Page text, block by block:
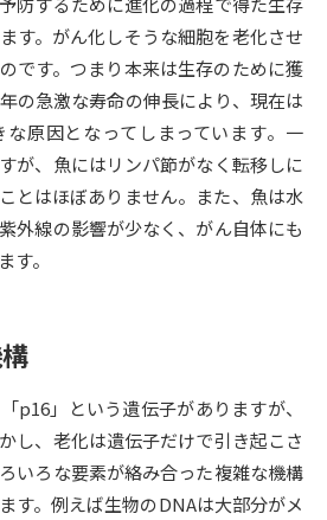
進路の３択
新学年スタート号特集ページ
（高2生用）
どを調べる
備 資料検索
す。がん化しそうな細胞を老化させ
です。つまり本来は生存のために獲
の急激な寿命の伸長により、現在は
原因となってしまっています。一
が、魚にはリンパ節がなく転移しに
とはほぼありません。また、魚は水
外線の影響が少なく、がん自体にも
す。
p16」という遺伝子がありますが、
し、老化は遺伝子だけで引き起こさ
いろな要素が絡み合った複雑な機構
す。例えば生物のDNAは大部分がメ